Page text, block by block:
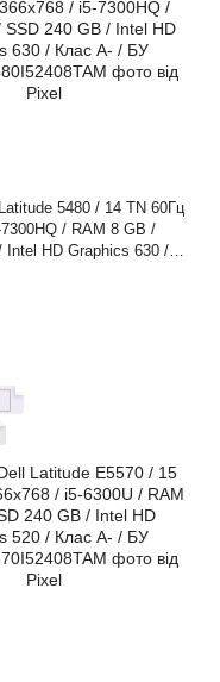
5480 / 14 TN 60Гц
/ RAM 8 GB /
Intel HD Graphics 630 /